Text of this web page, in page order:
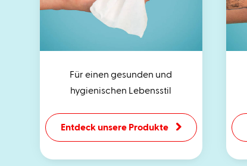
Für einen gesunden und
hygienischen Lebensstil
Entdeck unsere Produkte